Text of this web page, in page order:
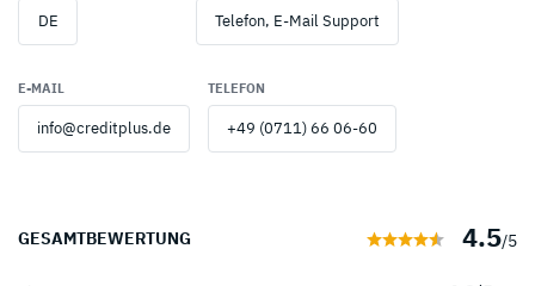
DE Telefon, E-Mail Support
E-MAIL
info@creditplus.de
TELEFON
+49 (0711) 66 06-60
GESAMTBEWERTUNG 4.5/5